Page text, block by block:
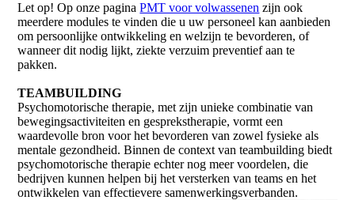
Let op! Op onze paginaPMT voor volwassenen zijn ook
meerdere modules te vinden die u uw personeel kan aanbieden
om persoonlijke ontwikkeling en welzijn te bevorderen, of
wanneer dit nodig lijkt, ziekte verzuim preventief aan te
pakken.
TEAMBUILDING
Psychomotorische therapie, met zijn unieke combinatie van
bewegingsactiviteiten en gesprekstherapie, vormt een
waardevolle bron voor het bevorderen van zowel fysieke als
mentale gezondheid. Binnen de context van teambuilding biedt
psychomotorische therapie echter nog meer voordelen, die
bedrijven kunnen helpen bij het versterken van teams en het
ontwikkelen van effectievere samenwerkingsverbanden.